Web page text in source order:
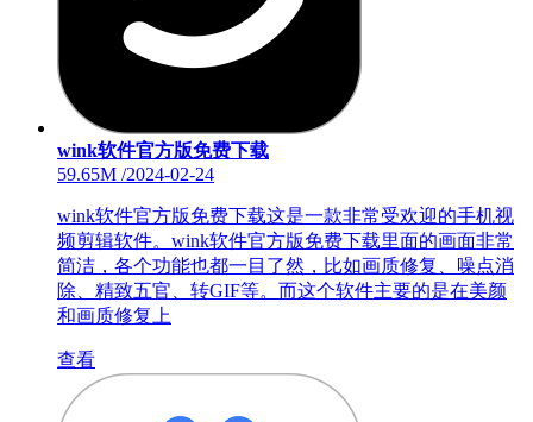
wink软件官方版免费下载
59.65M /2024-02-24
wink软件官方版免费下载这是一款非常受欢迎的手机视
频剪辑软件。wink软件官方版免费下载里面的画面非常
简洁，各个功能也都一目了然，比如画质修复、噪点消
除、精致五官、转GIF等。而这个软件主要的是在美颜
和画质修复上
查看